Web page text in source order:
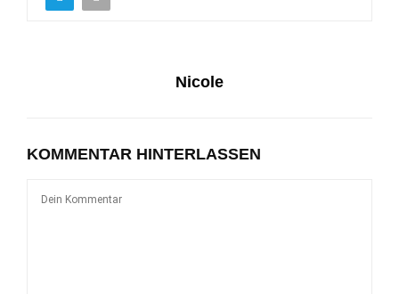
Nicole
KOMMENTAR HINTERLASSEN